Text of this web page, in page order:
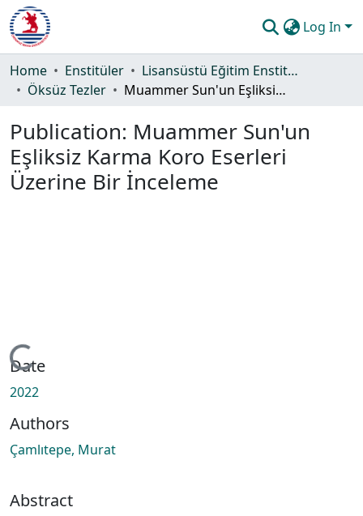
Log In
Communities & Collections
Statistics
Guide
Home Enstitüler
Lisansüstü Eğitim Enstitüsü
Öksüz Tezler
Muammer Sun'un Eşliksiz Karma Koro Eserleri Üzerine Bir İnceleme
Publication: Muammer Sun'un
Eşliksiz Karma Koro Eserleri
Üzerine Bir İnceleme
Loading...
Date
2022
Authors
Çamlıtepe, Murat
Abstract